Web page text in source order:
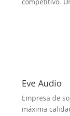
Eve Audio
Empresa de
máxima